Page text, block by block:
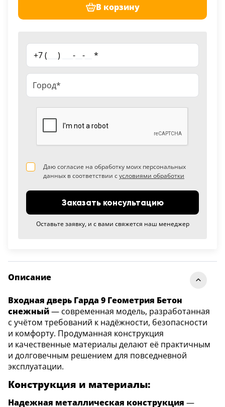
В корзину
+7 ( ) - - *
Даю согласие на обработку моих персональных
данных в соответствии сусловиями обработки
Заказать консультацию
Оставьте заявку, и с вами свяжется наш менеджер
Описание
Входная дверь Гарда 9 Геометрия Бетон
снежный— современная модель, разработанная
с учётом требований к надёжности, безопасности
и комфорту. Продуманная конструкция
и качественные материалы делают её практичным
и долговечным решением для повседневной
эксплуатации.
Конструкция и материалы:
Надежная металлическая конструкция —